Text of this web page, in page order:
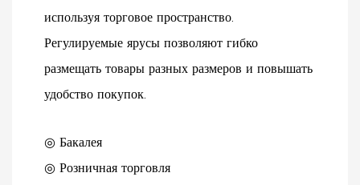
используя торговое пространство.
Регулируемые ярусы позволяют гибко
размещать товары разных размеров и повышать
удобство покупок.
◎ Бакалея
◎ Розничная торговля